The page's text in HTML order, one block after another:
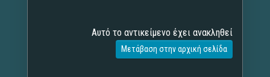
Αυτό το αντικείμενο έχει ανακληθεί
Μετάβαση στην αρχική σελίδα